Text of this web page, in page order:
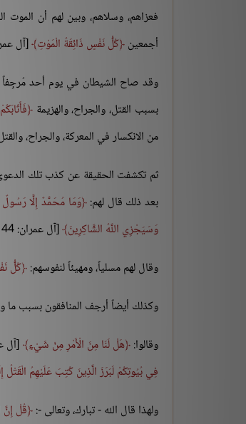
فعزاهم، وسلاهم، وبين لهم أن
أجمعين كُلُّ نَفْسٍ ذَائِقَةُ الْمَوْتِ [آل
وقد صاح الشيطان في يوم أحد مُرجِفاً
بسبب القتل، والجراح، والهزيمة
من الانكسار في المعركة، والجراح،
ثم تكشفت الحقيقة عن كذب تلك الدعوى
بعد ذلك قال لهم: وَمَا مُحَمَّدٌ إِلَّا
وَسَيَجْزِي اللَّهُ الشَّاكِرِينَ [آل عمران: 144].
وقال لهم مسلياً، ومهيئاً لنفوسهم: كُلُّ
وكذلك أيضاً أرجف المنافقون بسبب ما
وقالوا: هَلْ لَنَا مِنَ الْأَمْرِ مِنْ شَيْءٍ [آل عمران: 154]
فِي بُيُوتِكُمْ لَبَرَزَ الَّذِينَ كُتِبَ عَلَيْهِمُ
ولهذا قال الله - تبارك، وتعالى -: قُلْ إِنَّ